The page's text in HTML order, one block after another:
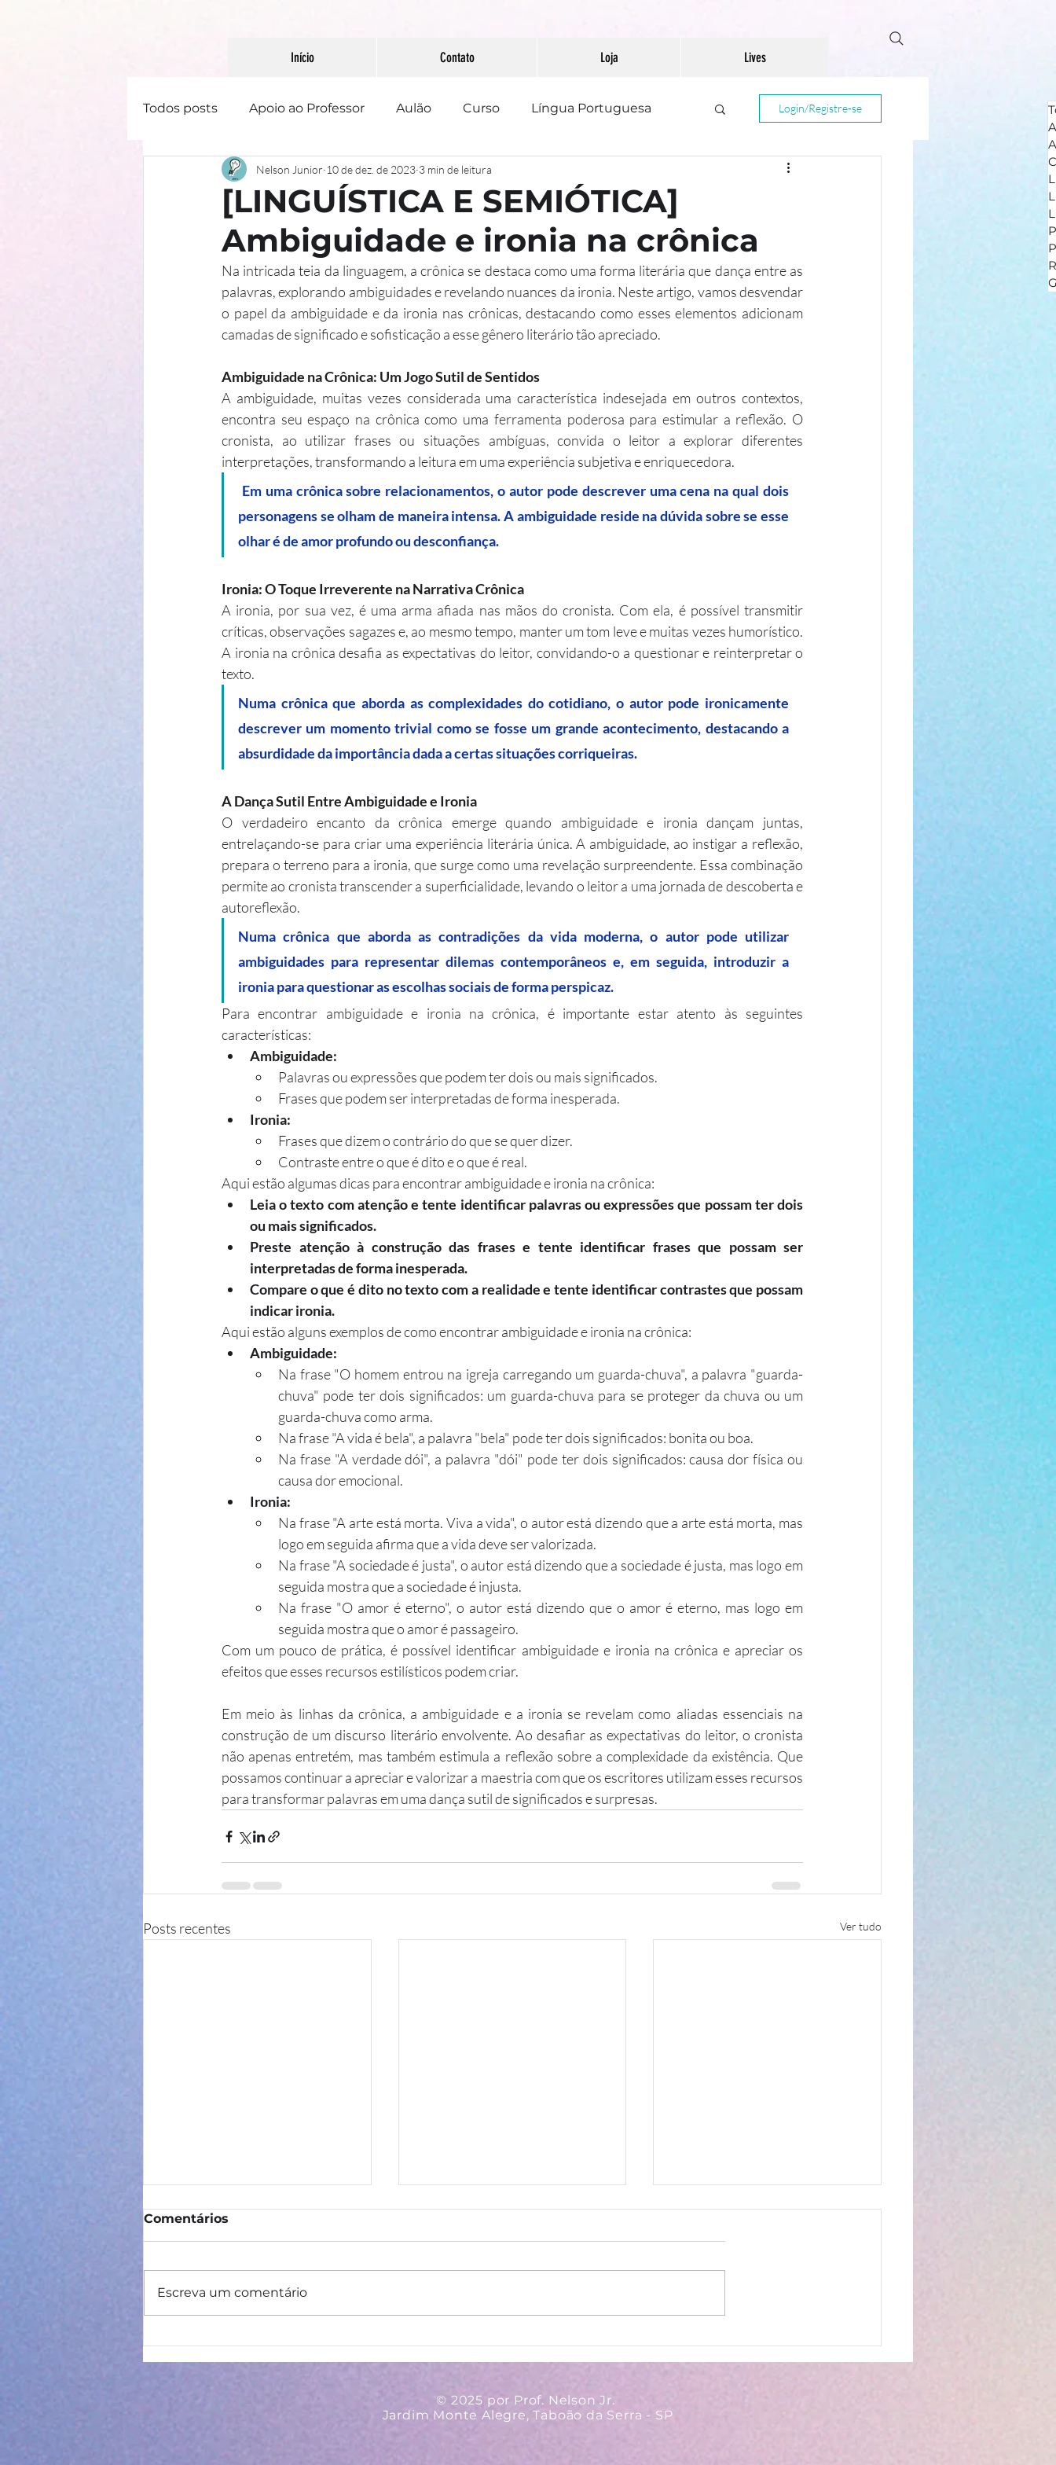
Início Contato Loja Lives
Todos posts Apoio ao Professor Aulão Curso Língua Portuguesa
Linguística Literatura PAAEB Pontuação
Gênero Textual
Login/Registre-se
[LINGUÍSTICA E SEMIÓTICA]
Ambiguidade e ironia na crônica
Nelson Junior 10 de dez. de 2023 3 min de leitura
Na intricada teia da linguagem, a crônica se destaca como uma forma literária que dança entre as
palavras, explorando ambiguidades e revelando nuances da ironia. Neste artigo, vamos desvendar
o papel da ambiguidade e da ironia nas crônicas, destacando como esses elementos adicionam
camadas de significado e sofisticação a esse gênero literário tão apreciado.
Ambiguidade na Crônica: Um Jogo Sutil de Sentidos
A ambiguidade, muitas vezes considerada uma característica indesejada em outros contextos,
encontra seu espaço na crônica como uma ferramenta poderosa para estimular a reflexão. O
cronista, ao utilizar frases ou situações ambíguas, convida o leitor a explorar diferentes
interpretações, transformando a leitura em uma experiência subjetiva e enriquecedora.
personagens se olham de maneira intensa. A ambiguidade reside na dúvida sobre se esse
olhar é de amor profundo ou desconfiança.
Ironia: O Toque Irreverente na Narrativa Crônica
A ironia, por sua vez, é uma arma afiada nas mãos do cronista. Com ela, é possível transmitir
críticas, observações sagazes e, ao mesmo tempo, manter um tom leve e muitas vezes humorístico.
A ironia na crônica desafia as expectativas do leitor, convidando-o a questionar e reinterpretar o
texto.
Numa crônica que aborda as complexidades do cotidiano, o autor pode ironicamente
descrever um momento trivial como se fosse um grande acontecimento, destacando a
absurdidade da importância dada a certas situações corriqueiras.
A Dança Sutil Entre Ambiguidade e Ironia
O verdadeiro encanto da crônica emerge quando ambiguidade e ironia dançam juntas,
entrelaçando-se para criar uma experiência literária única. A ambiguidade, ao instigar a reflexão,
prepara o terreno para a ironia, que surge como uma revelação surpreendente. Essa combinação
permite ao cronista transcender a superficialidade, levando o leitor a uma jornada de descoberta e
autoreflexão.
Numa crônica que aborda as contradições da vida moderna, o autor pode utilizar
ambiguidades para representar dilemas contemporâneos e, em seguida, introduzir a
ironia para questionar as escolhas sociais de forma perspicaz.
Para encontrar ambiguidade e ironia na crônica, é importante estar atento às seguintes
características:
Ambiguidade:
Palavras ou expressões que podem ter dois ou mais significados.
Frases que podem ser interpretadas de forma inesperada.
Ironia:
Frases que dizem o contrário do que se quer dizer.
Contraste entre o que é dito e o que é real.
Aqui estão algumas dicas para encontrar ambiguidade e ironia na crônica:
Leia o texto com atenção e tente identificar palavras ou expressões que possam ter dois
ou mais significados.
Preste atenção à construção das frases e tente identificar frases que possam ser
interpretadas de forma inesperada.
Compare o que é dito no texto com a realidade e tente identificar contrastes que possam
indicar ironia.
Aqui estão alguns exemplos de como encontrar ambiguidade e ironia na crônica:
Ambiguidade:
Na frase "O homem entrou na igreja carregando um guarda-chuva", a palavra "guarda-
chuva" pode ter dois significados: um guarda-chuva para se proteger da chuva ou um
guarda-chuva como arma.
Na frase "A vida é bela", a palavra "bela" pode ter dois significados: bonita ou boa.
Na frase "A verdade dói", a palavra "dói" pode ter dois significados: causa dor física ou
causa dor emocional.
Ironia:
Na frase "A arte está morta. Viva a vida", o autor está dizendo que a arte está morta, mas
logo em seguida afirma que a vida deve ser valorizada.
Na frase "A sociedade é justa", o autor está dizendo que a sociedade é justa, mas logo em
seguida mostra que a sociedade é injusta.
Na frase "O amor é eterno", o autor está dizendo que o amor é eterno, mas logo em
seguida mostra que o amor é passageiro.
Com um pouco de prática, é possível identificar ambiguidade e ironia na crônica e apreciar os
efeitos que esses recursos estilísticos podem criar.
Em meio às linhas da crônica, a ambiguidade e a ironia se revelam como aliadas essenciais na
construção de um discurso literário envolvente. Ao desafiar as expectativas do leitor, o cronista
não apenas entretém, mas também estimula a reflexão sobre a complexidade da existência. Que
possamos continuar a apreciar e valorizar a maestria com que os escritores utilizam esses recursos
para transformar palavras em uma dança sutil de significados e surpresas.
Posts recentes Ver tudo
Avaliação por Fórum
Comentários
Escreva um comentário
© 2025 por Prof. Nelson Jr.
Jardim Monte Alegre, Taboão da Serra - SP